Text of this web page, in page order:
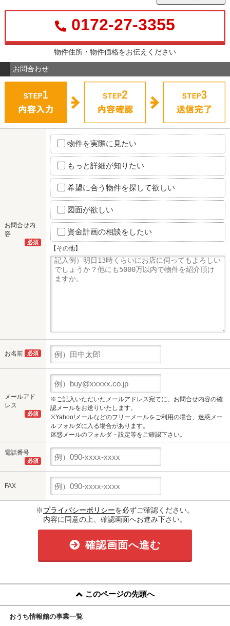
0172-27-3355
物件住所・物件価格をお伝えください
お問合わせ
お問合せ内
容
必須
物件を実際に見たい
もっと詳細が知りたい
希望に合う物件を探して欲しい
図面が欲しい
資金計画の相談をしたい
【その他】
お名前 必須
メールアド
レス
必須
※ご記入いただいたメールアドレス宛てに、お問合せ内容の確
認メールをお送りいたします。
※Yahoo!メールなどのフリーメールをご利用の場合、迷惑メー
ルフォルダに入る場合があります。
迷惑メールのフォルダ・設定等をご確認下さい。
電話番号
必須
FAX
※プライバシーポリシーを必ずご確認ください。
内容に同意の上、確認画面へお進み下さい。
確認画面へ進む
このページの先頭へ
おうち情報館の事業一覧